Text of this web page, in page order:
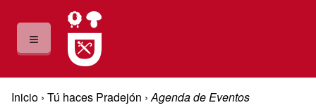
Pasar al contenido principal
≡
Usted está aquí
Inicio › Tú haces Pradejón ›Agenda de Eventos